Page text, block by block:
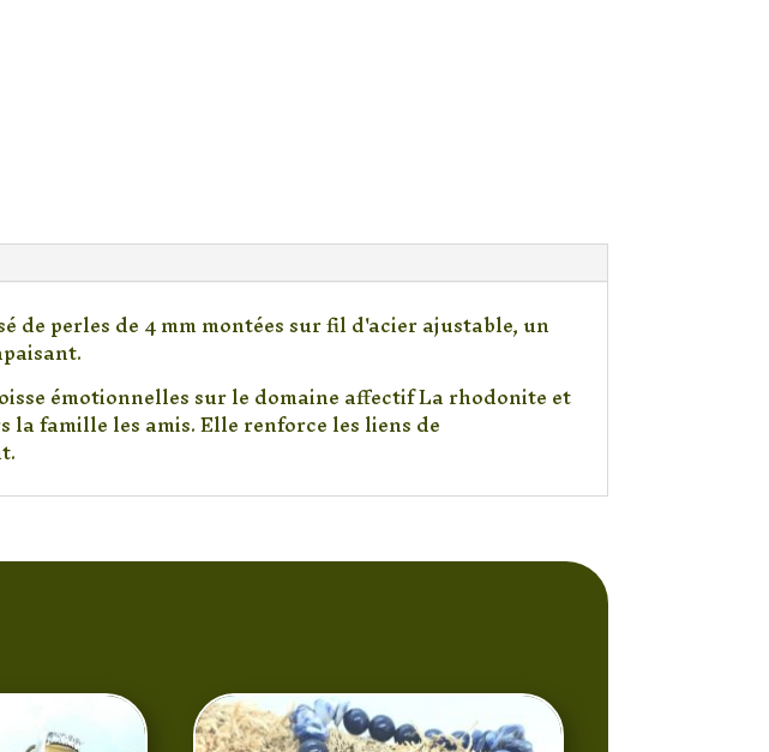
de perles de 4 mm montées sur fil d'acier ajustable, un
émotionnelles sur le domaine affectif La rhodonite et
famille les amis. Elle renforce les liens de